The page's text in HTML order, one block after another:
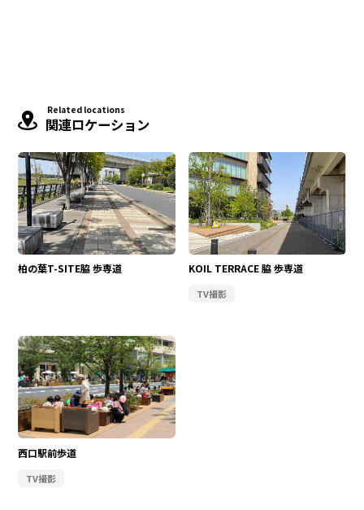
Related locations
関連ロケーション
柏の葉T-SITE脇 歩専道 KOIL TERRACE 脇 歩専道
TV撮影
西口駅前歩道
TV撮影